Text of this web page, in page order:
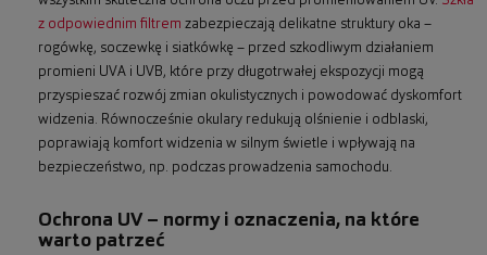
z odpowiednim filtrem zabezpieczają delikatne struktury oka –
rogówkę, soczewkę i siatkówkę – przed szkodliwym działaniem
promieni UVA i UVB, które przy długotrwałej ekspozycji mogą
przyspieszać rozwój zmian okulistycznych i powodować dyskomfort
widzenia. Równocześnie okulary redukują olśnienie i odblaski,
poprawiają komfort widzenia w silnym świetle i wpływają na
bezpieczeństwo, np. podczas prowadzenia samochodu.
Ochrona UV – normy i oznaczenia, na które
warto patrzeć